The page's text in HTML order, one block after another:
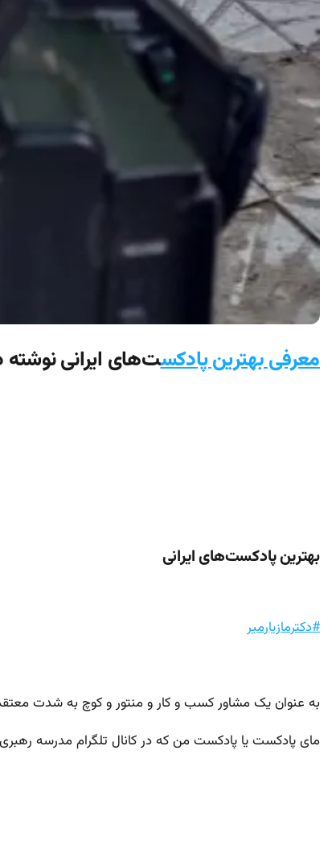
معرفی بهترین پادکست‌‌های ایرانی نوشته
بهترین پادکست‌‌های ایرانی
#دکترمازیارمیر
به عنوان یک مشاور کسب و کار و منتور و کوچ به شدت
مای پادکست یا پادکست من که در کانال تلگرام مدرسه رهبری